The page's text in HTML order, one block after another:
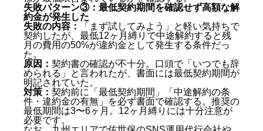
失敗パターン③：最低契約期間を確認せず高額な解
約金が発生した
失敗の内容：
「まず試してみよう」と軽い気持ちで
契約したが、最低12ヶ月縛りで中途解約すると残
月の費用の50%が違約金として発生する条件だっ
た。
原因： 契約書の確認が不十分。口頭で「いつでも辞
められる」と言われたが、書面には最低契約期間が
明記されていた。
対策： 契約前に「最低契約期間」「中途解約の条
件・違約金の有無」を必ず書面で確認する。推奨の
最低期間は3〜6ヶ月。12ヶ月縛りには十分注意が
必要です。